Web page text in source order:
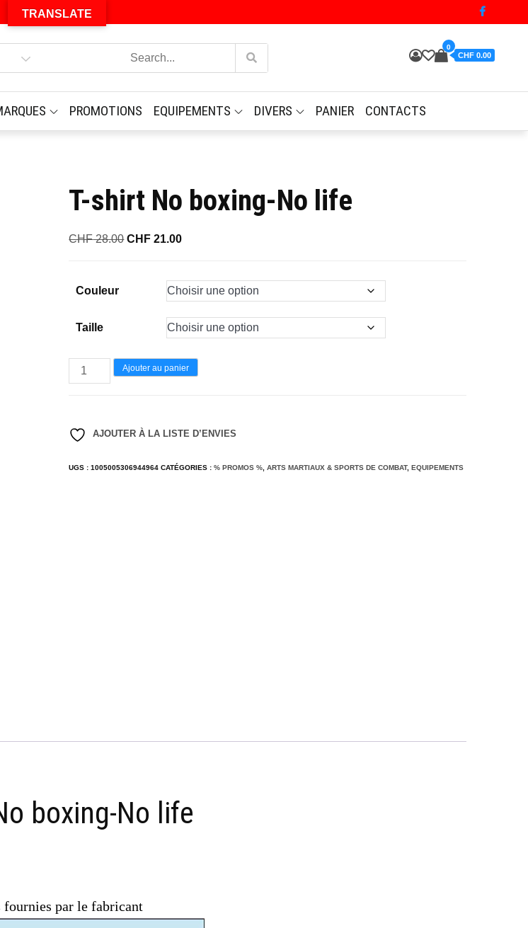
0
CHF 0.00
PROMOTIONS EQUIPEMENTS DIVERS PANIER CONTACTS
T-shirt No boxing-No life
CHF28.00 Le
CHF 28.00.
CHF 21.00Le
actuel
est :
CHF 21.00.
Couleur
Taille
quantité
de
shirt
boxing-
Ajouter au panier
AJOUTER À LA LISTE D’ENVIES
UGS :1005005306944964 CATÉGORIES :% PROMOS % ,ARTS MARTIAUX & SPORTS DE COMBAT,EQUIPEMENTS
boxing-No life
fournies par le fabricant
TRANSLATE